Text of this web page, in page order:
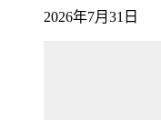
2026年7月31日